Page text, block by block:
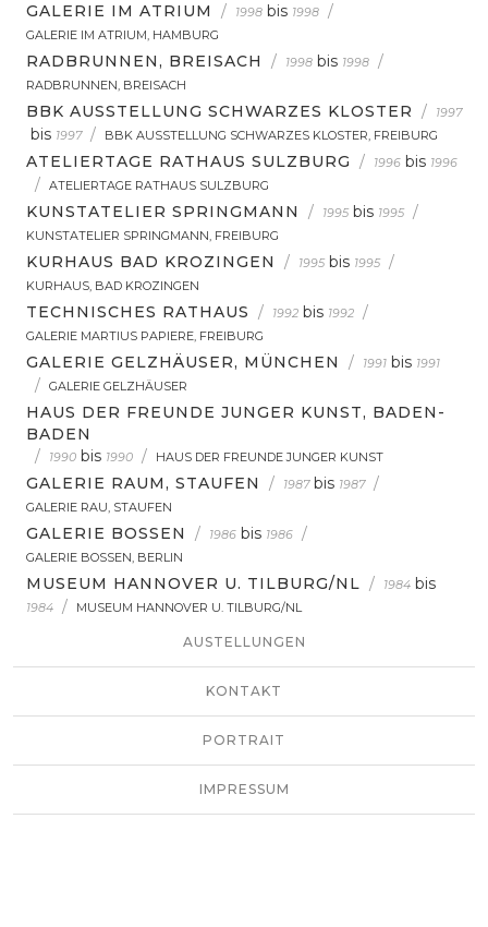
GALERIE IM ATRIUM / 1998 bis 1998 /
GALERIE IM ATRIUM, HAMBURG
RADBRUNNEN, BREISACH / 1998 bis 1998 /
RADBRUNNEN, BREISACH
BBK AUSSTELLUNG SCHWARZES KLOSTER / 1997
bis 1997 / BBK AUSSTELLUNG SCHWARZES KLOSTER, FREIBURG
ATELIERTAGE RATHAUS SULZBURG / 1996 bis 1996
/ ATELIERTAGE RATHAUS SULZBURG
KUNSTATELIER SPRINGMANN / 1995 bis 1995 /
KUNSTATELIER SPRINGMANN, FREIBURG
KURHAUS BAD KROZINGEN / 1995 bis 1995 /
KURHAUS, BAD KROZINGEN
TECHNISCHES RATHAUS / 1992 bis 1992 /
GALERIE MARTIUS PAPIERE, FREIBURG
GALERIE GELZHÄUSER, MÜNCHEN / 1991 bis 1991
/ GALERIE GELZHÄUSER
HAUS DER FREUNDE JUNGER KUNST, BADEN-
BADEN
/
1990 bis 1990 / HAUS DER FREUNDE JUNGER KUNST
GALERIE RAUM, STAUFEN / 1987 bis 1987 /
GALERIE RAU, STAUFEN
GALERIE BOSSEN / 1986 bis 1986 /
GALERIE BOSSEN, BERLIN
MUSEUM HANNOVER U. TILBURG/NL / 1984 bis
1984 / MUSEUM HANNOVER U. TILBURG/NL
AUSTELLUNGEN
KONTAKT
PORTRAIT
IMPRESSUM